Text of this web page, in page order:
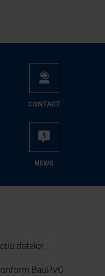
CON­TA­CT
NEWS
datelor
BauPVO